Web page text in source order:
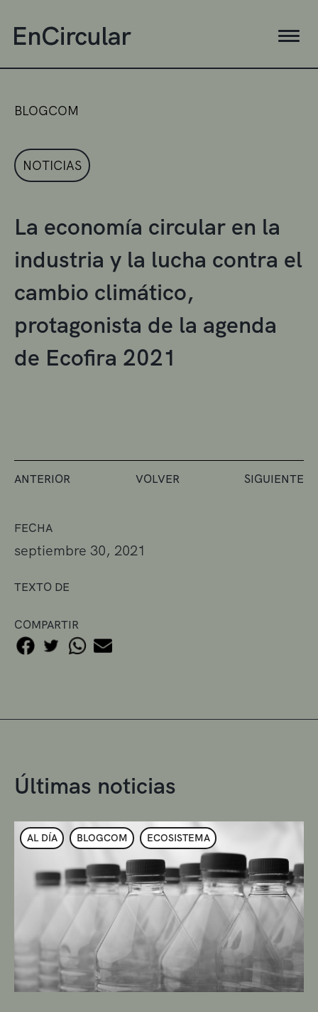
FECHA
septiembre 30, 2021
TEXTO DE
COMPARTIR
BLOGCOM
NOTICIAS
La economía circular en la
industria y la lucha contra el
cambio climático,
protagonista de la agenda
de Ecofira 2021
ANTERIOR VOLVER SIGUIENTE
Últimas noticias
AL DÍA BLOGCOM ECOSISTEMA